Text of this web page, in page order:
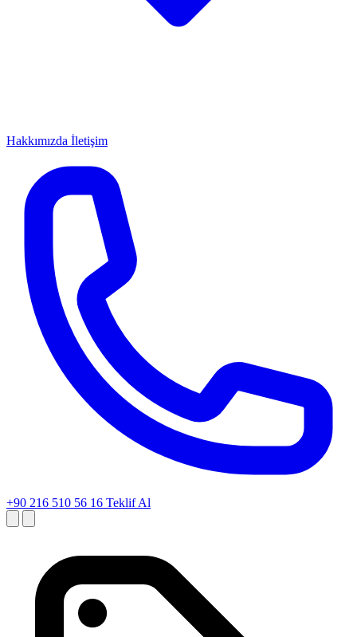
Hakkımızda İletişim
+90 216 510 56 16 Teklif Al